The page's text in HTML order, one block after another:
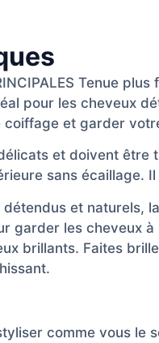
Tenue
pour les cheveux
et garder
et doivent être
sans écaillage.
et naturels,
garder les cheveux
brillants. Faites
comme vous le